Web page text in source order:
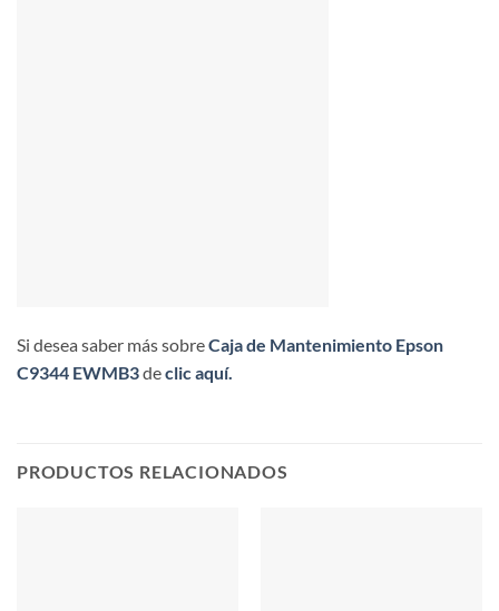
Si desea saber más sobreCaja de Mantenimiento Epson
C9344 EWMB3declic aquí.
PRODUCTOS RELACIONADOS